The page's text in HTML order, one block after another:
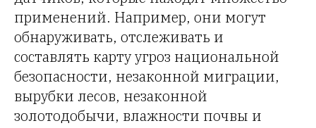
применений. Например, они могут
обнаруживать, отслеживать и
составлять карту угроз национальной
безопасности, незаконной миграции,
вырубки лесов, незаконной
золотодобычи, влажности почвы и